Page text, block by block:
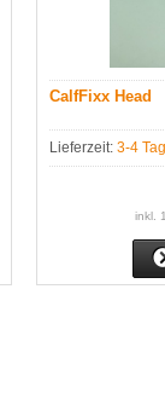
CalfFixx Head
Lieferzeit: 3-4
inkl.